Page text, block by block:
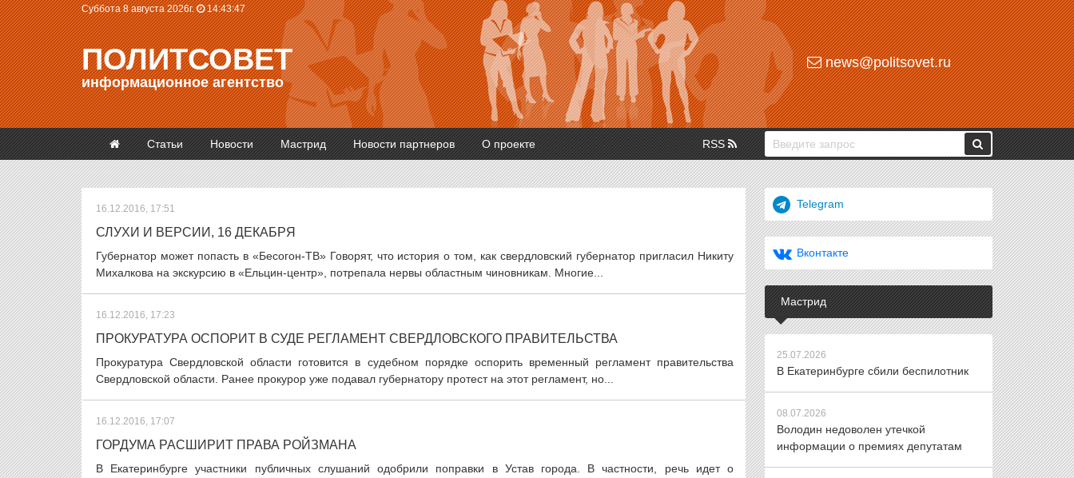
Суббота 8 августа 2026г. 14:43:47
ПОЛИТСОВЕТ
информационное агентство
news@politsovet.ru
Статьи Новости Мастрид Новости партнеров О проекте RSS
16.12.2016, 17:51
СЛУХИ И ВЕРСИИ, 16 ДЕКАБРЯ
Губернатор может попасть в «Бесогон-ТВ» Говорят, что история о том, как свердловский губернатор пригласил Никиту
Михалкова на экскурсию в «Ельцин-центр», потрепала нервы областным чиновникам. Многие...
16.12.2016, 17:23
ПРОКУРАТУРА ОСПОРИТ В СУДЕ РЕГЛАМЕНТ СВЕРДЛОВСКОГО ПРАВИТЕЛЬСТВА
Прокуратура Свердловской области готовится в судебном порядке оспорить временный регламент правительства
Свердловской области. Ранее прокурор уже подавал губернатору протест на этот регламент, но...
16.12.2016, 17:07
ГОРДУМА РАСШИРИТ ПРАВА РОЙЗМАНА
В Екатеринбурге участники публичных слушаний одобрили поправки в Устав города. В частности, речь идет о
Telegram
Вконтакте
Мастрид
25.07.2026
В Екатеринбурге сбили беспилотник
08.07.2026
Володин недоволен утечкой
информации о премиях депутатам